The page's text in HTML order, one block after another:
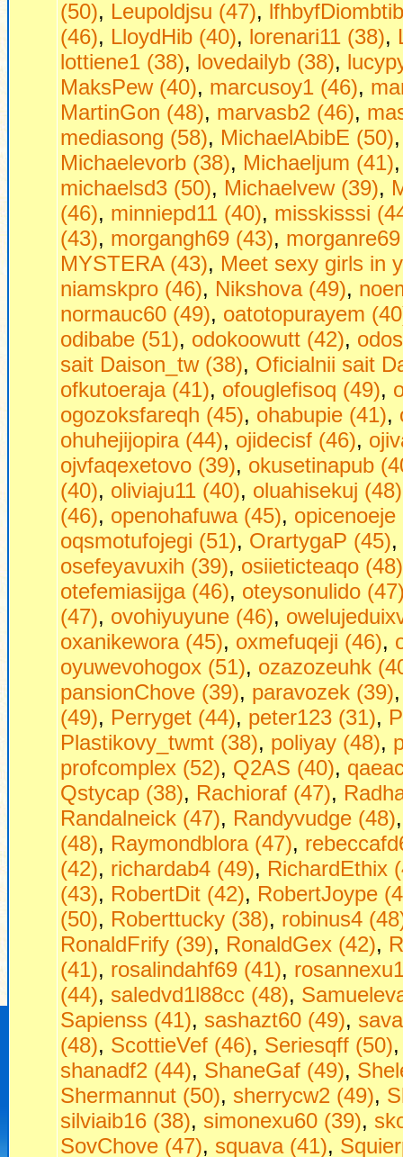
(50), Leupoldjsu (47),
(46), LloydHib (40), lorenari11 (38),
lottiene1 (38), lovedailyb (38),
MaksPew (40), marcusoy1 (46),
MartinGon (48), marvasb2 (46),
mediasong (58), MichaelAbibE (50)
Michaelevorb (38), Michaeljum (41)
michaelsd3 (50), Michaelvew (39),
(46), minniepd11 (40), misskisssi
(43), morgangh69 (43),
MYSTERA (43), Mееt sеxy girls in
niamskpro (46), Nikshova (49),
normauc60 (49), oatotopurayem
odibabe (51), odokoowutt (42),
sait Daison_tw (38), Oficialnii sait
ofkutoeraja (41), ofouglefisoq (49),
ogozoksfareqh (45), ohabupie (41),
ohuhejijopira (44), ojidecisf (46),
ojvfaqexetovo (39), okusetinapub
(40), oliviaju11 (40), oluahisekuj (48)
(46), openohafuwa (45), opicenoeje
oqsmotufojegi (51), OrartygaP (45),
osefeyavuxih (39), osiieticteaqo (48)
otefemiasijga (46), oteysonulido
(47), ovohiyuyune (46),
oxanikewora (45), oxmefuqeji (46),
oyuwevohogox (51), ozazozeuhk
pansionChove (39), paravozek (39)
(49), Perryget (44), peter123 (31),
Plastikovy_twmt (38), poliyay (48),
profcomplex (52), Q2AS (40),
Qstycap (38), Rachioraf (47),
Randalneick (47), Randyvudge (48)
(48), Raymondblora (47),
(42), richardab4 (49), RichardEthix
(43), RobertDit (42), RobertJoype
(50), Roberttucky (38), robinus4
RonaldFrify (39), RonaldGex (42),
(41), rosalindahf69 (41),
(44), saledvd1l88cc (48),
Sapienss (41), sashazt60 (49),
(48), ScottieVef (46), Seriesqff (50)
shanadf2 (44), ShaneGaf (49),
Shermannut (50), sherrycw2 (49),
silviaib16 (38), simonexu60 (39),
SovChove (47), squava (41),